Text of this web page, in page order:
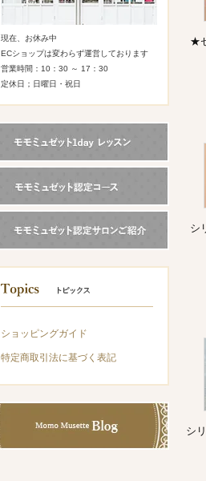
現在、お休み中
ECショップは変わらず運営しております
営業時間：10：30 ～ 17：30
定休日；日曜日・祝日
ショッピングガイド
特定商取引法に基づく表記
★
シ
シ